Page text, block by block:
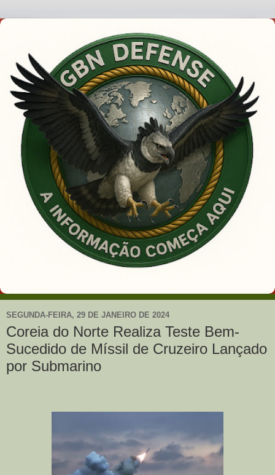
SEGUNDA-FEIRA, 29 DE JANEIRO DE 2024
Coreia do Norte Realiza Teste Bem-
Sucedido de Míssil de Cruzeiro Lançado
por Submarino